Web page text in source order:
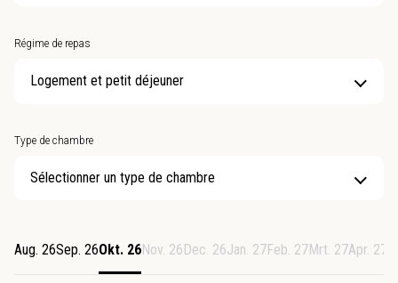
Régime de repas
Type de chambre
Sélectionner un type de chambre
Aug. 26Sep. 26Okt. 26Nov. 26 Dec. 26Jan. 27Feb. 27Mrt. 27Apr. 27